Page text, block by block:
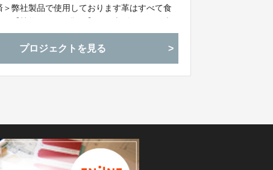
弊社製品で使用しております革はすべて食
い製品創りを心掛けております。自信を持っ
プロジェクトを見る